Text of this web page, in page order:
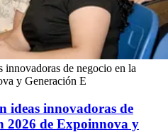
innovadoras de negocio en la
y Generación E
ideas innovadoras de
2026 de Expoinnova y